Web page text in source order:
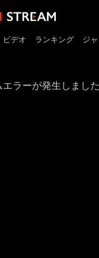
ビデオ ランキング ジ
エラーが発生しまし